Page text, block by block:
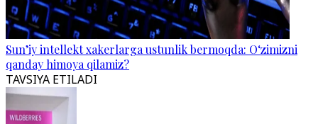
Sun’iy intellekt xakerlarga ustunlik bermoqda: O‘zimizni
qanday himoya qilamiz?
TAVSIYA ETILADI